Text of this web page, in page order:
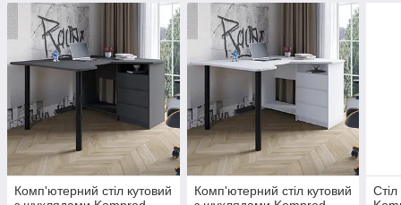
Комп'ютерний стіл кутовий
Комп'ютерний стіл кутовий